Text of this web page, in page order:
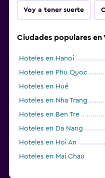
Voy a tener suerte
Ciudades populares en
Hoteles en Hanoi
Hoteles en Phu Quoc
Hoteles en Hué
Hoteles en Nha Trang
Hoteles en Ben Tre
Hoteles en Da Nang
Hoteles en Hoi An
Hoteles en Mai Chau